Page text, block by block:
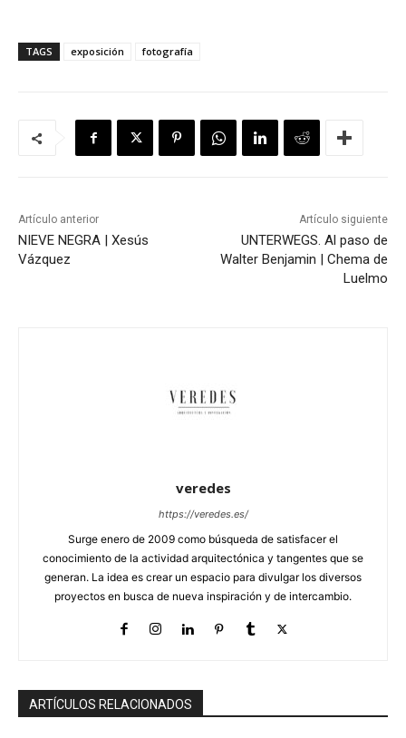
TAGS exposición fotografía
Artículo anterior
NIEVE NEGRA | Xesús
Vázquez
Artículo siguiente
UNTERWEGS. Al paso de
Walter Benjamin | Chema de
Luelmo
veredes
https://veredes.es/
Surge enero de 2009 como búsqueda de satisfacer el
conocimiento de la actividad arquitectónica y tangentes que se
generan. La idea es crear un espacio para divulgar los diversos
proyectos en busca de nueva inspiración y de intercambio.
ARTÍCULOS RELACIONADOS